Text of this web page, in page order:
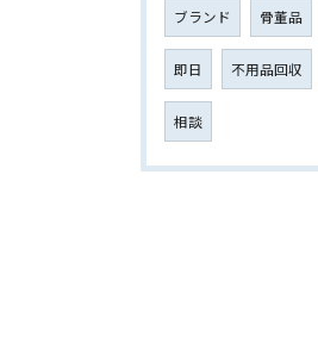
ブランド 骨董品
即日 不用品回収
相談